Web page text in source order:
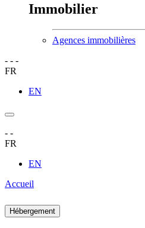
Immobilier
Agences immobilières
- - -
FR
EN
- -
FR
EN
Accueil
Hébergement